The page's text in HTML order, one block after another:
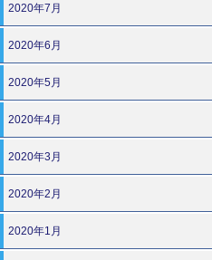
2020年7月
2020年6月
2020年5月
2020年4月
2020年3月
2020年2月
2020年1月